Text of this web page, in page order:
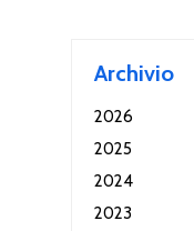
Archivio
2026
2025
2024
2023